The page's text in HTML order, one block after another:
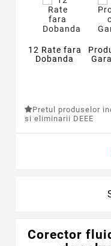
12 Rate fara
Dobanda
Pretul produselor
si eliminarii DEEE
Corector